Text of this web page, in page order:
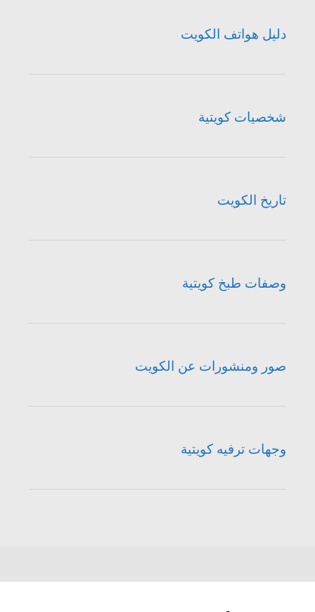
دليل هواتف الكويت
شخصيات كويتية
تاريخ الكويت
وصفات طبخ كويتية
صور ومنشورات عن الكويت
وجهات ترفيه كويتية